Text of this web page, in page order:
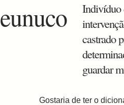
eunuco
Indivíduo
castrado
guardar
Gostaria de ter o